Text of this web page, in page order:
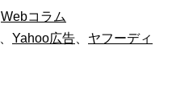
Webコラム
Yahoo広告
ヤフーディ